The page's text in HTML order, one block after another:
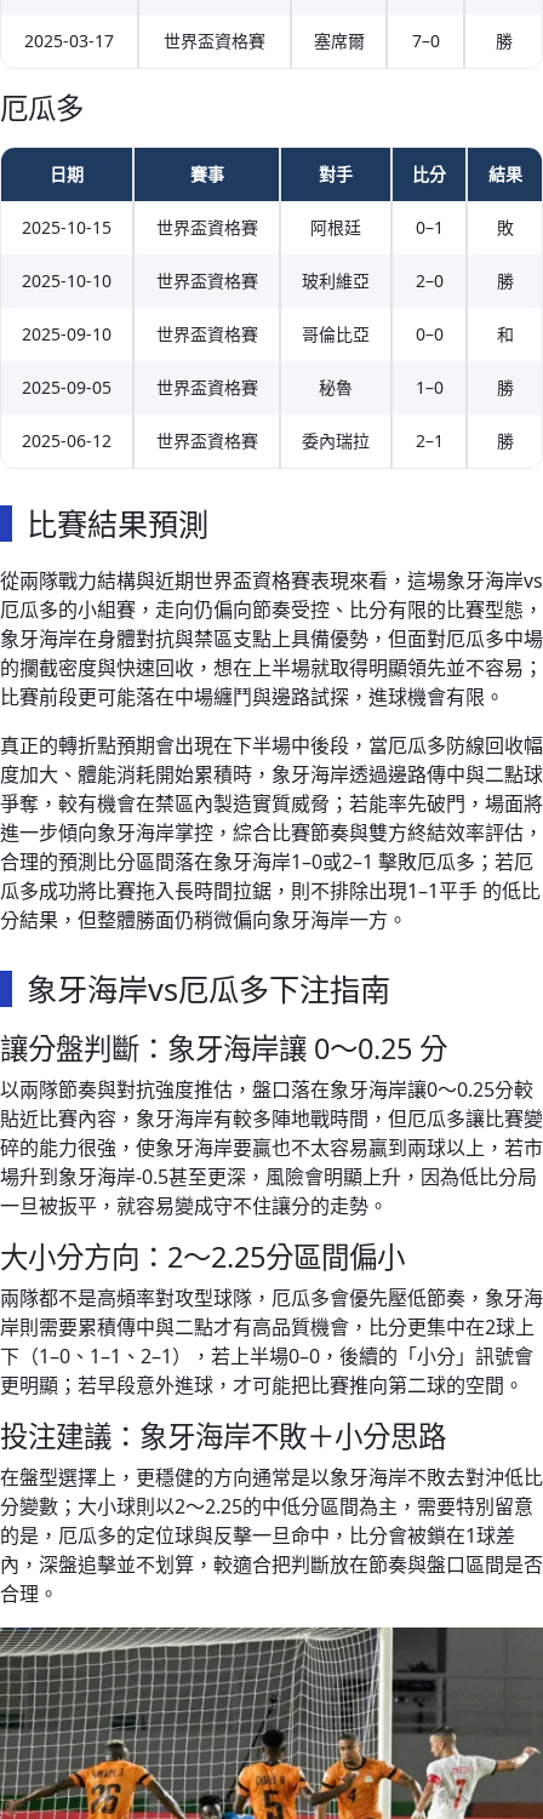
2025-03-17 世界盃資格賽 塞席爾 7–0 勝
厄瓜多
日期 賽事 對手 比分 結果
2025-10-15 世界盃資格賽 阿根廷 0–1 敗
2025-10-10 世界盃資格賽 玻利維亞 2–0 勝
2025-09-10 世界盃資格賽 哥倫比亞 0–0 和
2025-09-05 世界盃資格賽 秘魯 1–0 勝
2025-06-12 世界盃資格賽 委內瑞拉 2–1 勝
比賽結果預測
從兩隊戰力結構與近期世界盃資格賽表現來看，這場象牙海岸vs
厄瓜多的小組賽，走向仍偏向節奏受控、比分有限的比賽型態，
象牙海岸在身體對抗與禁區支點上具備優勢，但面對厄瓜多中場
的攔截密度與快速回收，想在上半場就取得明顯領先並不容易；
比賽前段更可能落在中場纏鬥與邊路試探，進球機會有限。
真正的轉折點預期會出現在下半場中後段，當厄瓜多防線回收幅
度加大、體能消耗開始累積時，象牙海岸透過邊路傳中與二點球
爭奪，較有機會在禁區內製造實質威脅；若能率先破門，場面將
進一步傾向象牙海岸掌控，綜合比賽節奏與雙方終結效率評估，
合理的預測比分區間落在象牙海岸1–0或2–1 擊敗厄瓜多；若厄
瓜多成功將比賽拖入長時間拉鋸，則不排除出現1–1平手 的低比
分結果，但整體勝面仍稍微偏向象牙海岸一方。
象牙海岸vs厄瓜多下注指南
讓分盤判斷：象牙海岸讓 0～0.25 分
以兩隊節奏與對抗強度推估，盤口落在象牙海岸讓0～0.25分較
貼近比賽內容，象牙海岸有較多陣地戰時間，但厄瓜多讓比賽變
碎的能力很強，使象牙海岸要贏也不太容易贏到兩球以上，若市
場升到象牙海岸-0.5甚至更深，風險會明顯上升，因為低比分局
一旦被扳平，就容易變成守不住讓分的走勢。
大小分方向：2～2.25分區間偏小
兩隊都不是高頻率對攻型球隊，厄瓜多會優先壓低節奏，象牙海
岸則需要累積傳中與二點才有高品質機會，比分更集中在2球上
下（1–0、1–1、2–1），若上半場0–0，後續的「小分」訊號會
更明顯；若早段意外進球，才可能把比賽推向第二球的空間。
投注建議：象牙海岸不敗＋小分思路
在盤型選擇上，更穩健的方向通常是以象牙海岸不敗去對沖低比
分變數；大小球則以2～2.25的中低分區間為主，需要特別留意
的是，厄瓜多的定位球與反擊一旦命中，比分會被鎖在1球差
內，深盤追擊並不划算，較適合把判斷放在節奏與盤口區間是否
合理。